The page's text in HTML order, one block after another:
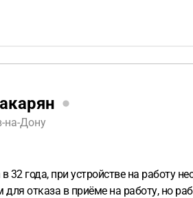
на-Дону
32 года, при устройстве на работу
для отказа в приёме на работу, но